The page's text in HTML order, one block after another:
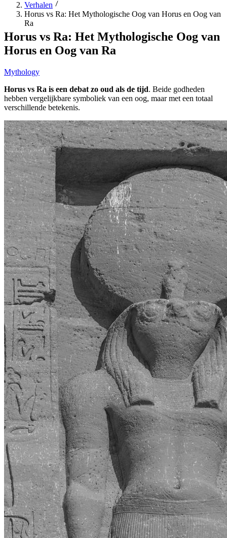
Verhalen
Horus vs Ra: Het Mythologische Oog van Horus en Oog van
Ra
Horus vs Ra: Het Mythologische Oog van
Horus en Oog van Ra
Mythology
Horus vs Ra is een debat zo oud als de tijd. Beide godheden
hebben vergelijkbare symboliek van een oog, maar met een totaal
verschillende betekenis.